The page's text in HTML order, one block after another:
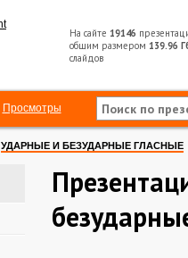
На сайте 19146
общим размером 139.96
слайдов
Просмотры
УДАРНЫЕ И БЕЗУДАРНЫЕ ГЛАСНЫЕ